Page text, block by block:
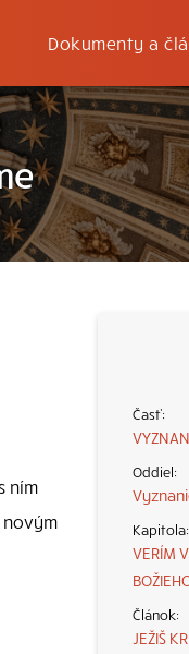
Dokumenty a
VERÍM
JEŽIŠ
ním
novým